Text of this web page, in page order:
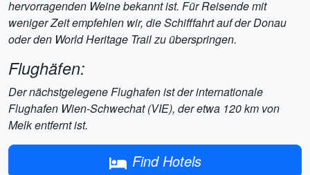
hervorragenden Weine bekannt ist. Für Reisende mit
weniger Zeit empfehlen wir, die Schifffahrt auf der Donau
oder den World Heritage Trail zu überspringen.
Flughäfen:
Der nächstgelegene Flughafen ist der internationale
Flughafen Wien-Schwechat (VIE), der etwa 120 km von
Melk entfernt ist.
Find Hotels